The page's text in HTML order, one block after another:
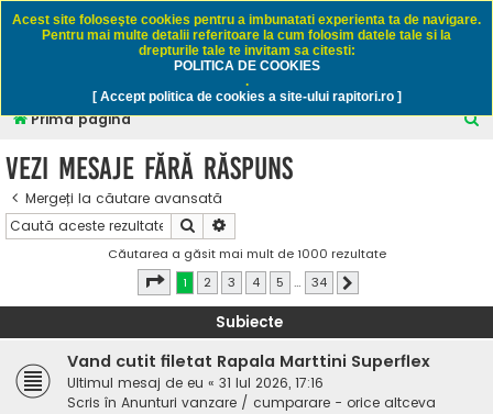
Rapitori.ro - Pescuit sportiv
Prima pagină
C
Vezi mesaje fără răspuns
Mergeți la căutare avansată
Căutare
Căutarea a găsit mai mult de 1000 rezultate
Pagina
din 34
1 2 3 4 5 … 34
Subiecte
Vand cutit filetat Rapala Marttini Superflex
Ultimul mesaj de eu « 31 Iul 2026, 17:16
Scris în Anunturi vanzare / cumparare - orice altceva
Acest site foloseşte cookies pentru a imbunatati experienta ta de navigare.
Pentru mai multe detalii referitoare la cum folosim datele tale si la
drepturile tale te invitam sa citesti:
POLITICA DE COOKIES
.
[ Accept politica de cookies a site-ului rapitori.ro ]